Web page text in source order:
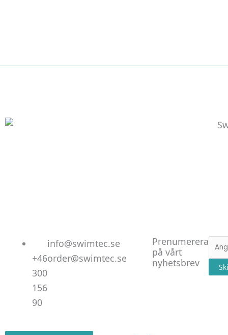
+46
300
156
90
info@swimtec.se
order@swimtec.se
Prenumerera
på vårt
nyhetsbrev
E-
post